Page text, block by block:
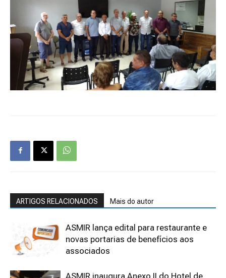
ARTIGOS RELACIONADOS Mais do autor
ASMIR lança edital para restaurante e
novas portarias de benefícios aos
associados
ASMIR inaugura Anexo II do Hotel de